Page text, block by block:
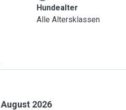
Hundealter
Alle Altersklassen
August 2026